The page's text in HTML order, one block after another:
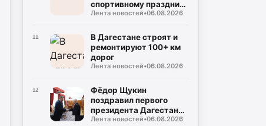
спортивному празднику
года
Лента новостей•06.08.2026
11
В Дагестане строят и
ремонтируют 100+ км
дорог
Лента новостей•06.08.2026
12
Фёдор Щукин
поздравил первого
президента Дагестана
Муху Алиева с днём
Лента новостей•06.08.2026